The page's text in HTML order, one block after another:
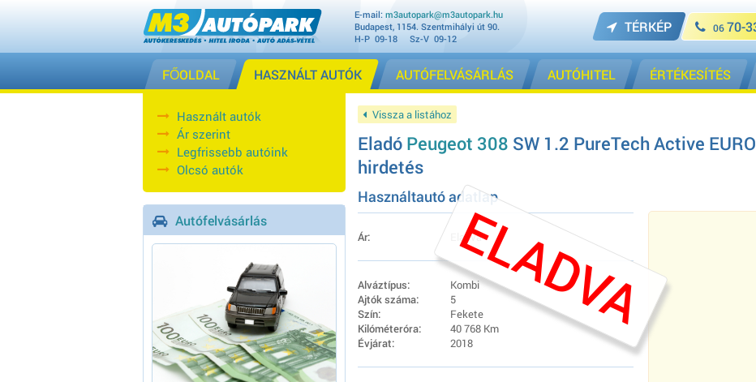
E-mail: m3autopark@m3autopark.hu
Budapest, 1154. Szentmihályi út 90.
H-P 09-18 Sz-V 09-12
TÉRKÉP 0670-
FŐOLDAL HASZNÁLT AUTÓK AUTÓFELVÁSÁRLÁS AUTÓHITEL ÉRTÉKESÍTÉS
Használt autók
Ár szerint
Legfrissebb autóink
Olcsó autók
Autófelvásárlás
Vissza a listához
Eladó Peugeot 308 SW 1.2 PureTech Active
hirdetés
ELADVA
Használtautó adatlap
Ár: Eladva
Alváztípus:
Kombi
Ajtók száma:
5
Szín:
Fekete
Kilóméteróra:
40 768 Km
Évjárat:
2018